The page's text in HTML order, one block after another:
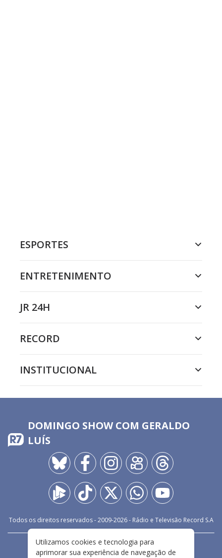
ESPORTES
ENTRETENIMENTO
JR 24H
RECORD
INSTITUCIONAL
DOMINGO SHOW COM GERALDO
LUÍS
Todos os direitos reservados - 2009-2026- Rádio e Televisão Record S.A
FALE CONOSCO
PRIVACIDADE
Utilizamos cookies e tecnologia para
aprimorar sua experiência de navegação de